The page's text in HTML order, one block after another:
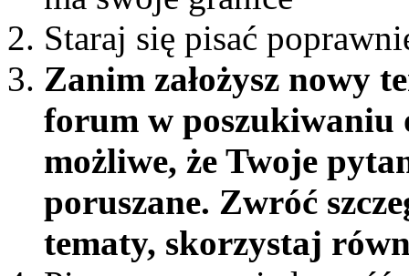
Staraj się pisać
Zanim założysz nowy
forum w poszukiwaniu
możliwe, że Twoje
poruszane. Zwróć
tematy, skorzystaj